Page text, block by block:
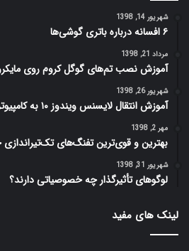
شهریور 14, 1398
۶ افسانه درباره باتری گوشی‌ها
مرداد 21, 1398
آموزش نصب تم‌های گوگل کروم روی
شهریور 26, 1398
آموزش انتقال لایسنس ویندوز ۱۰ به کامپیوتر جدید
مهر 2, 1398
بهترین و قوی‌ترین تفنگ‌های
شهریور 31, 1398
لوگوهای تأثیرگذار چه خصوصیاتی دارند؟
لینک های مفید